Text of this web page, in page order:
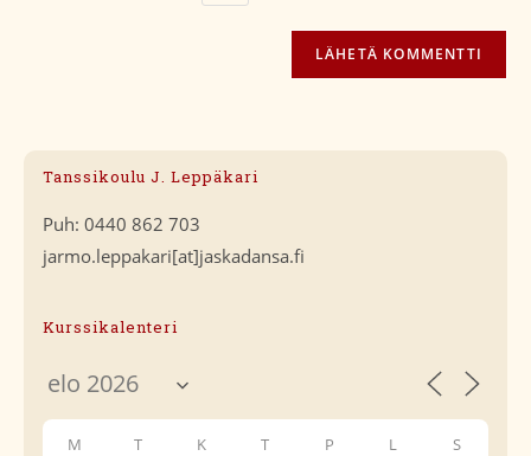
Tanssikoulu J. Leppäkari
Puh: 0440 862 703
jarmo.leppakari[at]jaskadansa.fi
Kurssikalenteri
M T K T P L S